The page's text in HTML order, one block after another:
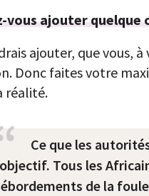
vous ajouter quelque
ajouter, que vous,
Donc faites votre
réalité.
Ce que les
Tous les
de la